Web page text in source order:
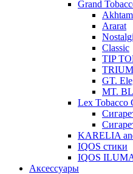
Grand
Ararat
Classic
TIP
GT.
MT.
Lex Tobacco
KARELIA
IQOS стики
IQOS
Аксессуары